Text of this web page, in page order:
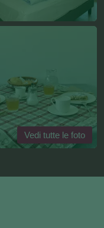
Vedi tutte le foto